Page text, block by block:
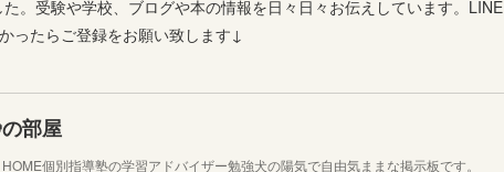
。受験や学校、ブログや本の情報を日々日々お伝えしています。LINE
ったらご登録をお願い致します↓
部屋
HOME個別指導塾の学習アドバイザー勉強犬の陽気で自由気ままな掲示板です。